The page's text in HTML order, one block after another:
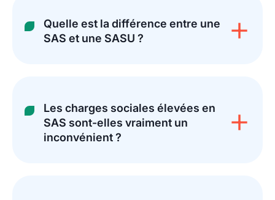
Quelle est la différence entre une
SAS et une SASU ?
Les charges sociales élevées en
SAS sont-elles vraiment un
inconvénient ?